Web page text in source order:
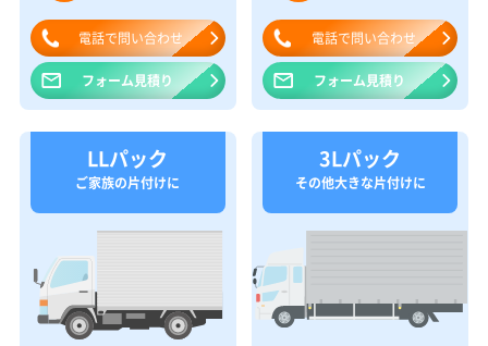
電話で問い合わせ
フォーム見積り
電話で問い合わせ
フォーム見積り
LLパック
ご家族の片付けに
3Lパック
その他大きな片付けに